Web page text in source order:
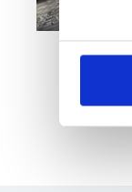
We
media,